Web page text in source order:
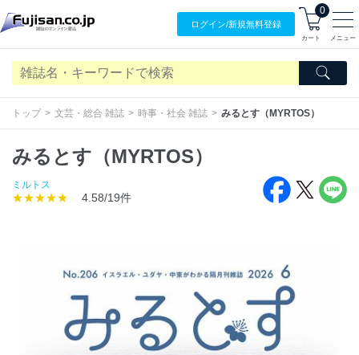
ログイン/新規無料登録
0
カート メニュー
トップ 文芸・総合 雑誌 時事・社会 雑誌 みるとす（MYRTOS）
みるとす（MYRTOS）
ミルトス
★★★★★ 4.58/19件